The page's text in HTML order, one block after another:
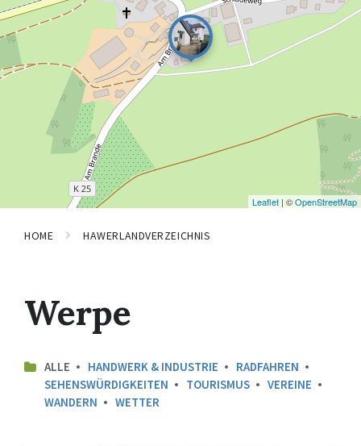
Leaflet | ©OpenStreetMap
HOME HAWERLANDVERZEICHNIS
Werpe
ALLE HANDWERK & INDUSTRIE
RADFAHREN
SEHENSWÜRDIGKEITEN
TOURISMUS
VEREINE
WANDERN
WETTER